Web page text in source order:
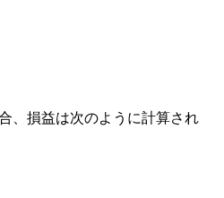
、損益は次のように計算され